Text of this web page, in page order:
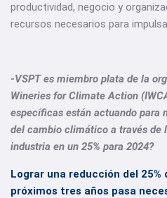
productividad, negocio y
recursos necesarios para
-VSPT es miembro plata de la
Wineries for Climate Action
específicas están actuando para
del cambio climático a través de
industria en un 25% para 2024?
Lograr una reducción del
próximos tres años pasa